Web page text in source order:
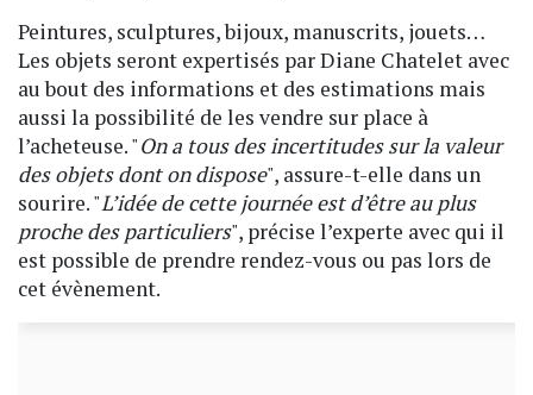
Peintures, sculptures, bijoux, manuscrits, jouets…
Les objets seront expertisés par Diane Chatelet avec
au bout des informations et des estimations mais
aussi la possibilité de les vendre sur place à
l’acheteuse. "On a tous des incertitudes sur la valeur
des objets dont on dispose", assure-t-elle dans un
sourire. "L’idée de cette journée est d’être au plus
proche des particuliers", précise l’experte avec qui il
est possible de prendre rendez-vous ou pas lors de
cet évènement.